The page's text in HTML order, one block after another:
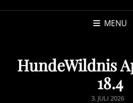
MENU
HundeWildnis
18.4
POSTED
3. JULI 2026